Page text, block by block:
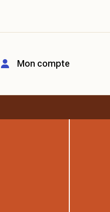
Mon compte